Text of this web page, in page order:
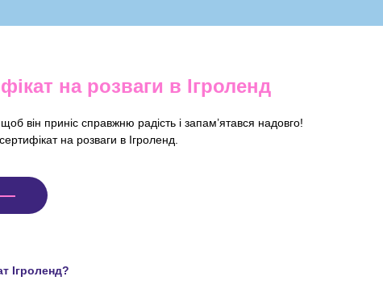
на розваги в Ігроленд
він приніс справжню радість і запам’ятався надовго!
на розваги в Ігроленд.
Ігроленд?